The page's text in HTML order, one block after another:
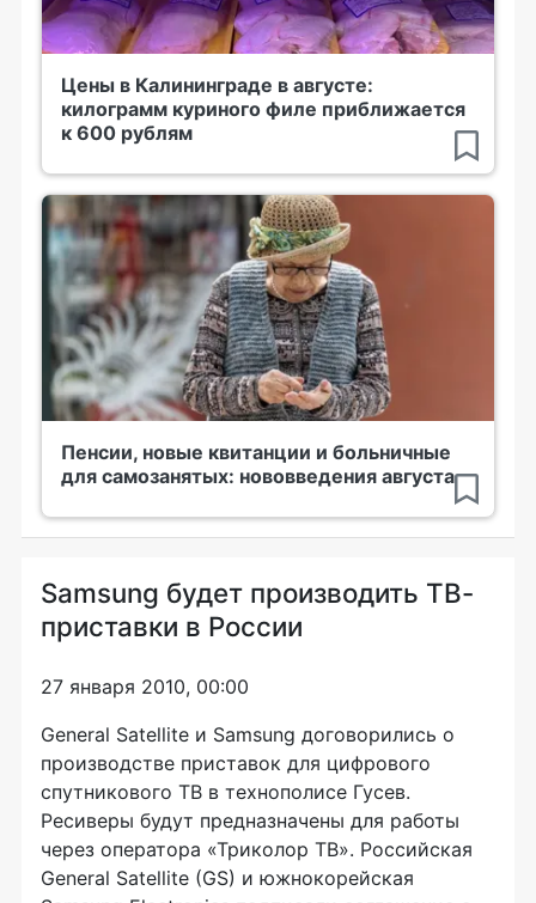
Цены в Калининграде в августе:
килограмм куриного филе приближается
к 600 рублям
Пенсии, новые квитанции и больничные
для самозанятых: нововведения августа
Samsung будет производить ТВ-
приставки в России
27 января 2010, 00:00
General Satellite и Samsung договорились о
производстве приставок для цифрового
спутникового ТВ в технополисе Гусев.
Ресиверы будут предназначены для работы
через оператора «Триколор ТВ». Российская
General Satellite (GS) и южнокорейская